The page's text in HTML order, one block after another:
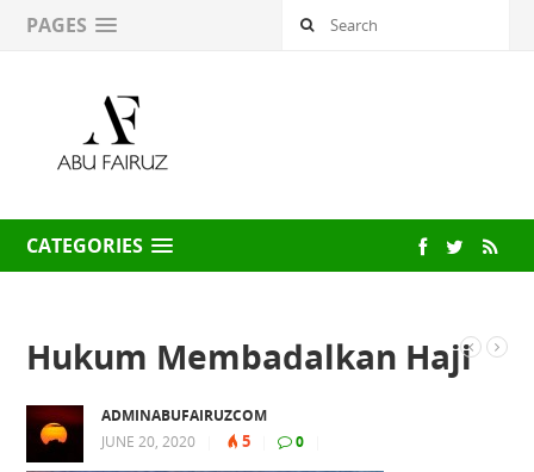
PAGES
CATEGORIES
Hukum Membadalkan Haji
ADMINABUFAIRUZCOM
JUNE 20, 2020
5 0